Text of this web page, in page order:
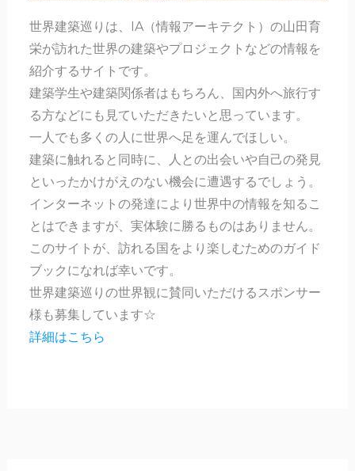
世界建築巡りは、IA（情報アーキテクト）の山田育
栄が訪れた世界の建築やプロジェクトなどの情報を
紹介するサイトです。
建築学生や建築関係者はもちろん、国内外へ旅行す
る方などにも見ていただきたいと思っています。
一人でも多くの人に世界へ足を運んでほしい。
建築に触れると同時に、人との出会いや自己の発見
といったかけがえのない機会に遭遇するでしょう。
インターネットの発達により世界中の情報を知るこ
とはできますが、実体験に勝るものはありません。
このサイトが、訪れる国をより楽しむためのガイド
ブックになれば幸いです。
世界建築巡りの世界観に賛同いただけるスポンサー
様も募集しています☆
詳細はこちら